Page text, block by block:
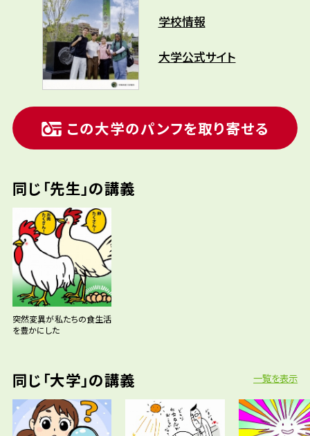
学校情報
大学公式サイト
この大学のパンフを取り寄せる
同じ「先生」の講義
突然変異が私たちの食生活
を豊かにした
同じ「大学」の講義 一覧を表示